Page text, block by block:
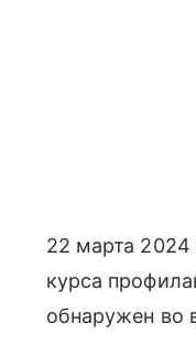
22 марта 2024
курса
обнаружен во